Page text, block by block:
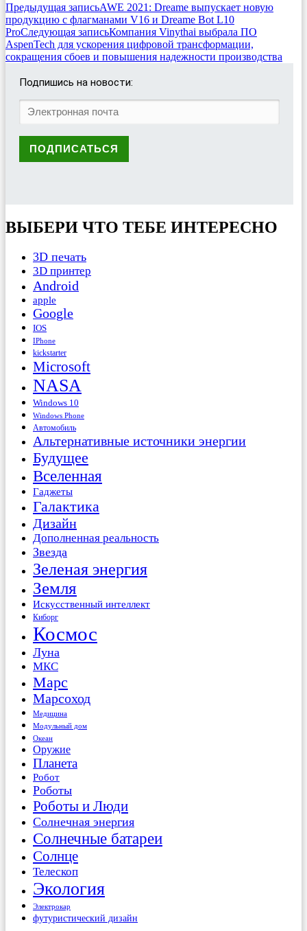
Предыдущая записьAWE 2021: Dreame выпускает новую
продукцию с флагманами V16 и Dreame Bot L10
ProСледующая записьКомпания Vinythai выбрала ПО
AspenTech для ускорения цифровой трансформации,
сокращения сбоев и повышения надежности производства
Подпишись на новости:
ВЫБЕРИ ЧТО ТЕБЕ ИНТЕРЕСНО
3D печать
3D принтер
Android
apple
Google
IOS
IPhone
kickstarter
Microsoft
NASA
Windows 10
Windows Phone
Автомобиль
Альтернативные источники энергии
Будущее
Вселенная
Гаджеты
Галактика
Дизайн
Дополненная реальность
Звезда
Зеленая энергия
Земля
Искусственный интеллект
Киборг
Космос
Луна
МКС
Марс
Марсоход
Медицина
Модульный дом
Океан
Оружие
Планета
Робот
Роботы
Роботы и Люди
Солнечная энергия
Солнечные батареи
Солнце
Телескоп
Экология
Электрокар
футуристический дизайн